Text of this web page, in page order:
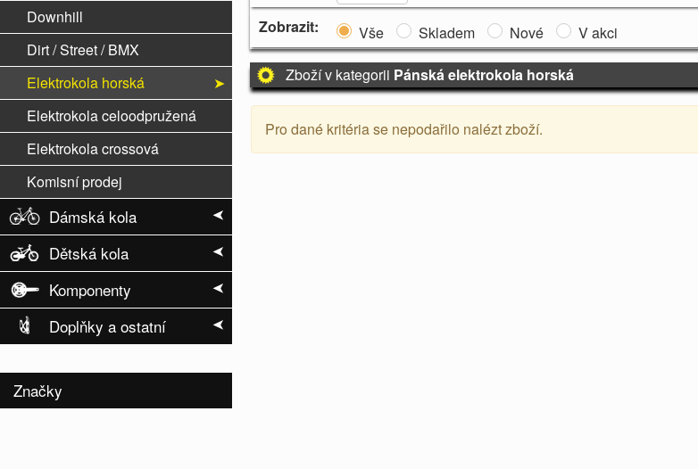
Downhill
Dirt / Street / BMX
Elektrokola horská
Elektrokola celoodpružená
Elektrokola crossová
Komisní prodej
Dámská kola
Dětská kola
Komponenty
Doplňky a ostatní
Značky
Zobrazit:
Vše Skladem Nové V akci
Zboží v kategorii Pánská elektrokola horská
Pro dané kritéria se nepodařilo nalézt zboží.